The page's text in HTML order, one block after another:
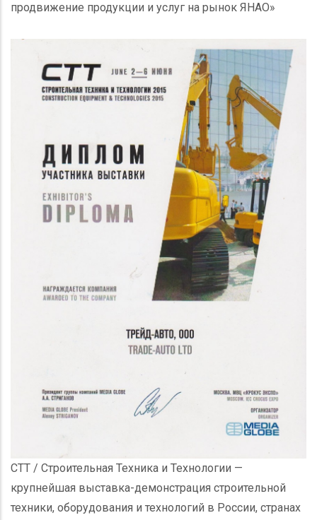
продвижение продукции и услуг на рынок ЯНАО»
СТТ / Строительная Техника и Технологии —
крупнейшая выставка-демонстрация строительной
техники, оборудования и технологий в России, странах